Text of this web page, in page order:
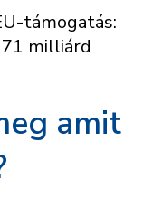
támogatás:
milliárd
amit